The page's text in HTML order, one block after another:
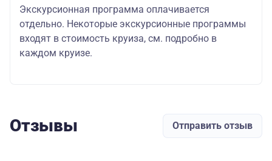
Экскурсионная программа оплачивается
отдельно. Некоторые экскурсионные программы
входят в стоимость круиза, см. подробно в
каждом круизе.
Отзывы Отправить отзыв